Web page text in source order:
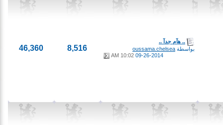
.. هآم جدآ ..
بواسطةoussama.chelsea
09-26-2014
10:02 AM
8,516
46,360